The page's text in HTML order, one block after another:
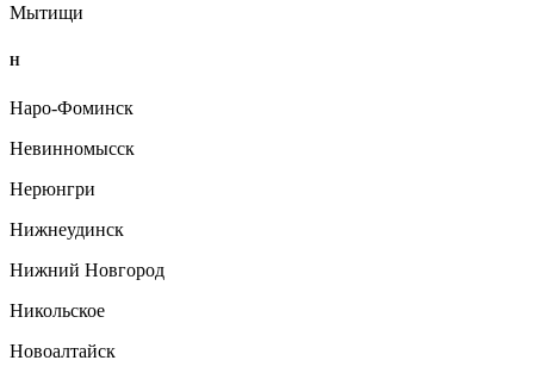
Мытищи
Н
Наро-Фоминск
Невинномысск
Нерюнгри
Нижнеудинск
Нижний Новгород
Никольское
Новоалтайск